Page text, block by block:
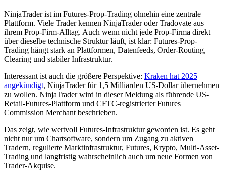
NinjaTrader ist im Futures-Prop-Trading ohnehin eine zentrale
Plattform. Viele Trader kennen NinjaTrader oder Tradovate aus
ihrem Prop-Firm-Alltag. Auch wenn nicht jede Prop-Firma direkt
über dieselbe technische Struktur läuft, ist klar: Futures-Prop-
Trading hängt stark an Plattformen, Datenfeeds, Order-Routing,
Clearing und stabiler Infrastruktur.
Interessant ist auch die größere Perspektive: Kraken hat 2025
angekündigt, NinjaTrader für 1,5 Milliarden US-Dollar übernehmen
zu wollen. NinjaTrader wird in dieser Meldung als führende US-
Retail-Futures-Plattform und CFTC-registrierter Futures
Commission Merchant beschrieben.
Das zeigt, wie wertvoll Futures-Infrastruktur geworden ist. Es geht
nicht nur um Chartsoftware, sondern um Zugang zu aktiven
Tradern, regulierte Marktinfrastruktur, Futures, Krypto, Multi-Asset-
Trading und langfristig wahrscheinlich auch um neue Formen von
Trader-Akquise.